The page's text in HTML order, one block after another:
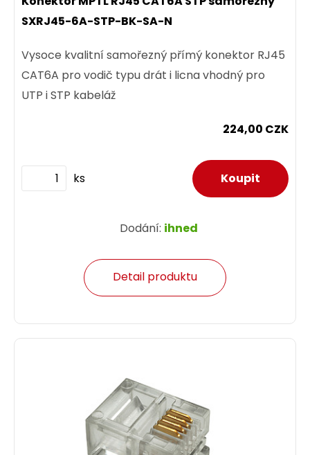
SXRJ45-6A-STP-BK-SA-N
Vysoce kvalitní samořezný přímý konektor RJ45
CAT6A pro vodič typu drát i licna vhodný pro
UTP i STP kabeláž
224,00 CZK
ks
Dodání: ihned
Detail produktu